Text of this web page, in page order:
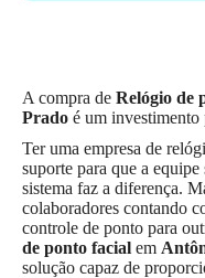
A compra de Relógio de
Prado é um
Ter uma empresa de
suporte para que a
sistema faz a diferença.
colaboradores contando
controle de ponto para
de ponto facial em
solução capaz de